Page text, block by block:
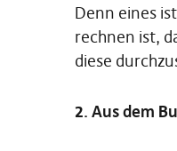
Denn eines
rechnen ist,
diese
2. Aus dem